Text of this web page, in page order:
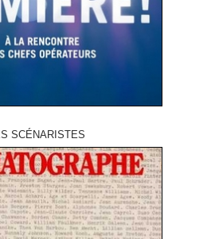
SCÉNARISTES